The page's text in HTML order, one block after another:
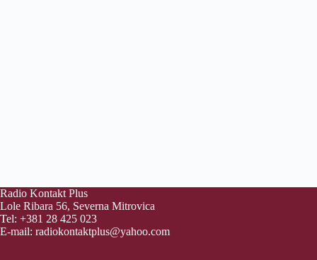
Radio Kontakt Plus
Lole Ribara 56, Severna Mitrovica
Tel: +381 28 425 023
E-mail: radiokontaktplus@yahoo.com